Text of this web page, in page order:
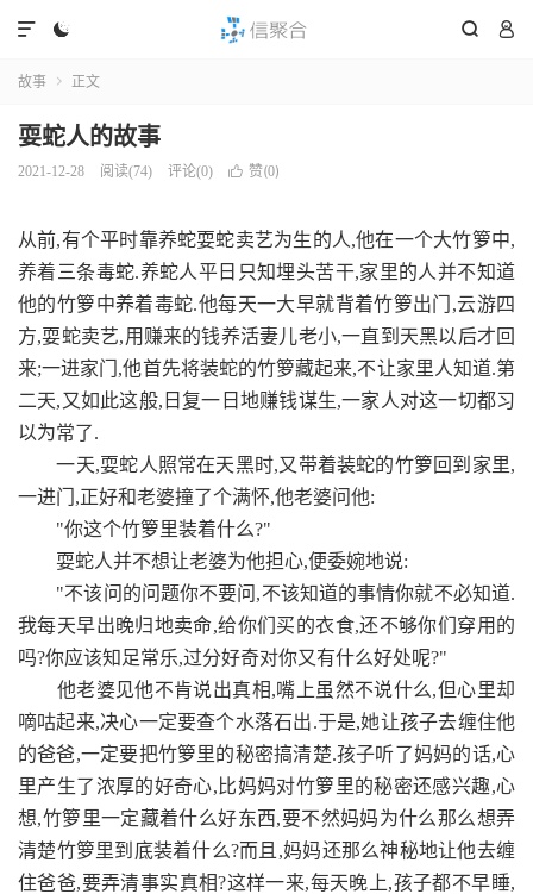
  

故事  正文
耍蛇人的故事
2021-12-28 阅读(74) 评论(0)  赞(0)
从前,有个平时靠养蛇耍蛇卖艺为生的人,他在一个大竹箩中,
养着三条毒蛇.养蛇人平日只知埋头苦干,家里的人并不知道
他的竹箩中养着毒蛇.他每天一大早就背着竹箩出门,云游四
方,耍蛇卖艺,用赚来的钱养活妻儿老小,一直到天黑以后才回
来;一进家门,他首先将装蛇的竹箩藏起来,不让家里人知道.第
二天,又如此这般,日复一日地赚钱谋生,一家人对这一切都习
以为常了.
一天,耍蛇人照常在天黑时,又带着装蛇的竹箩回到家里,
一进门,正好和老婆撞了个满怀,他老婆问他:
"你这个竹箩里装着什么?"
耍蛇人并不想让老婆为他担心,便委婉地说:
"不该问的问题你不要问,不该知道的事情你就不必知道.
我每天早出晚归地卖命,给你们买的衣食,还不够你们穿用的
吗?你应该知足常乐,过分好奇对你又有什么好处呢?"
他老婆见他不肯说出真相,嘴上虽然不说什么,但心里却
嘀咕起来,决心一定要查个水落石出.于是,她让孩子去缠住他
的爸爸,一定要把竹箩里的秘密搞清楚.孩子听了妈妈的话,心
里产生了浓厚的好奇心,比妈妈对竹箩里的秘密还感兴趣,心
想,竹箩里一定藏着什么好东西,要不然妈妈为什么那么想弄
清楚竹箩里到底装着什么?而且,妈妈还那么神秘地让他去缠
住爸爸,要弄清事实真相?这样一来,每天晚上,孩子都不早睡,